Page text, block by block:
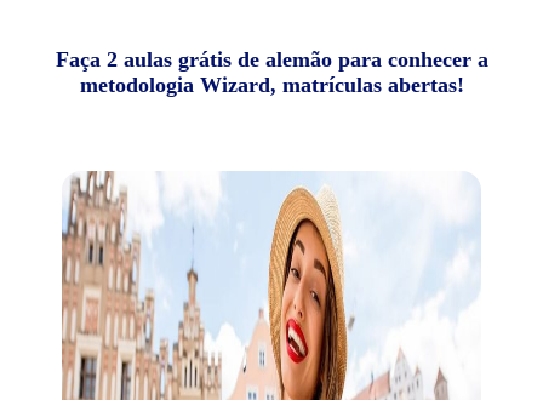
Faça 2 aulas grátis de alemão para conhecer a
metodologia Wizard, matrículas abertas!